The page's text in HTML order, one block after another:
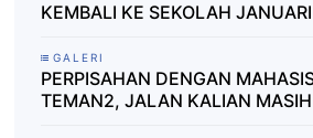
KEMBALI KE SEKOLAH
GALERI
PERPISAHAN DENGAN
TEMAN2, JALAN KALIAN